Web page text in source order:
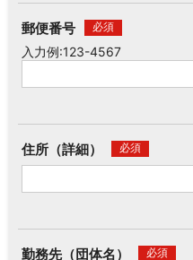
郵便番号 必須
入力例:123-4567
住所（詳細） 必須
勤務先（団体名） 必須